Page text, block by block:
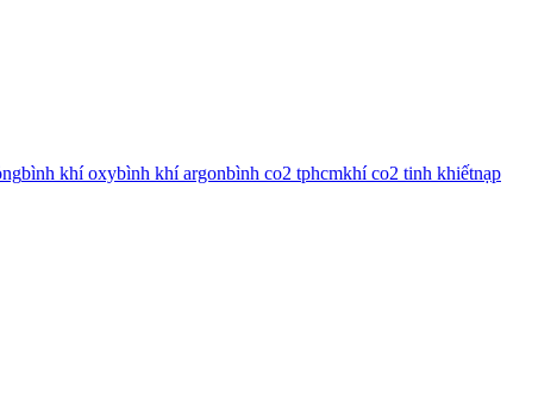
bình khí oxybình khí argonbình co2 tphcmkhí co2 tinh khiếtnạp